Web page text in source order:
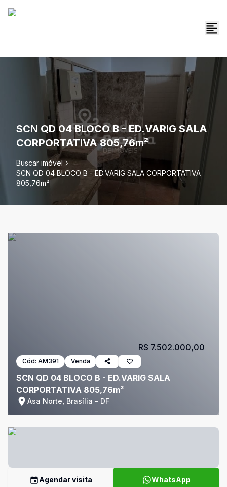
SCN QD 04 BLOCO B - ED.VARIG SALA
CORPORTATIVA 805,76m²
Buscar imóvel
SCN QD 04 BLOCO B - ED.VARIG SALA CORPORTATIVA
805,76m²
Cód: AM391 Venda
SCN QD 04 BLOCO B - ED.VARIG SALA
CORPORTATIVA 805,76m²
Asa Norte, Brasília - DF
R$ 7.502.000,00
Agendar visita WhatsApp